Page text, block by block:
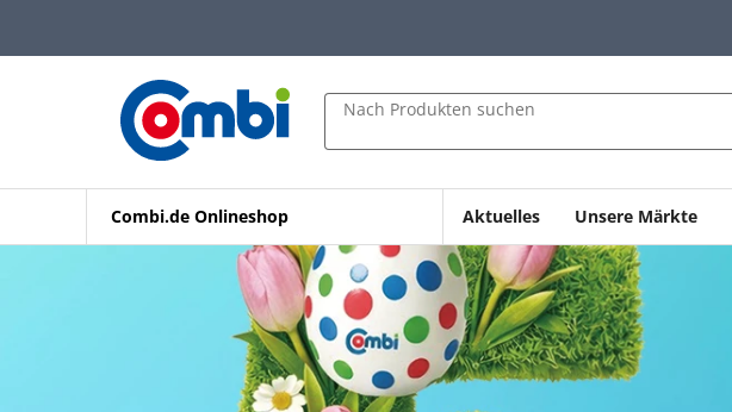
Zur Navigation springen
Zur Suche springen
Nach Produkten suchen
Combi.de Onlineshop Aktuelles Unsere Märkte